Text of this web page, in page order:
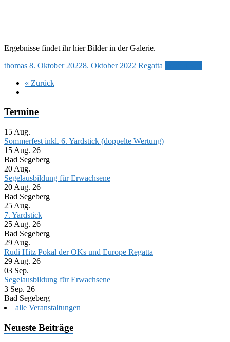
Ergebnisse findet ihr hier Bilder in der Galerie.
thomas 8. Oktober 20228. Oktober 2022 Regatta
« Zurück
Termine
15 Aug.
Sommerfest inkl. 6. Yardstick (doppelte Wertung)
15 Aug. 26
Bad Segeberg
20 Aug.
Segelausbildung für Erwachsene
20 Aug. 26
Bad Segeberg
25 Aug.
7. Yardstick
25 Aug. 26
Bad Segeberg
29 Aug.
Rudi Hitz Pokal der OKs und Europe Regatta
29 Aug. 26
03 Sep.
Segelausbildung für Erwachsene
3 Sep. 26
Bad Segeberg
alle Veranstaltungen
Neueste Beiträge